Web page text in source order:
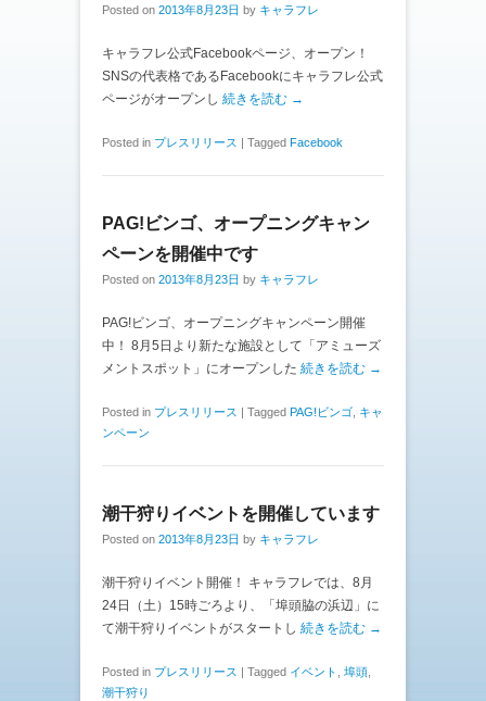
Posted on 2013年8月23日 by キャラフレ
キャラフレ公式Facebookページ、オープン！
SNSの代表格であるFacebookにキャラフレ公式
ページがオープンし 続きを読む →
Posted in プレスリリース Tagged Facebook
PAG!ビンゴ、オープニングキャン
ペーンを開催中です
Posted on 2013年8月23日 by キャラフレ
PAG!ビンゴ、オープニングキャンペーン開催
中！ 8月5日より新たな施設として「アミューズ
メントスポット」にオープンした 続きを読む →
Posted in プレスリリース Tagged PAG!ビンゴ キャ
ンペーン
潮干狩りイベントを開催しています
Posted on 2013年8月23日 by キャラフレ
潮干狩りイベント開催！ キャラフレでは、8月
24日（土）15時ごろより、「埠頭脇の浜辺」に
て潮干狩りイベントがスタートし 続きを読む →
Posted in プレスリリース Tagged イベント 埠頭
潮干狩り